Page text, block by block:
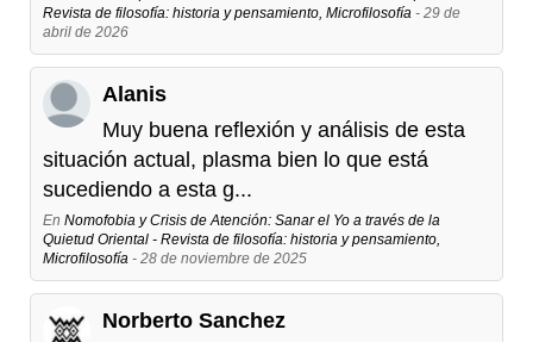
Revista de filosofía: historia y pensamiento, Microfilosofía - 29 de
abril de 2026
Alanis
Muy buena reflexión y análisis de esta
situación actual, plasma bien lo que está
sucediendo a esta g...
En Nomofobia y Crisis de Atención: Sanar el Yo a través de la
Quietud Oriental - Revista de filosofía: historia y pensamiento,
Microfilosofía - 28 de noviembre de 2025
Norberto Sanchez